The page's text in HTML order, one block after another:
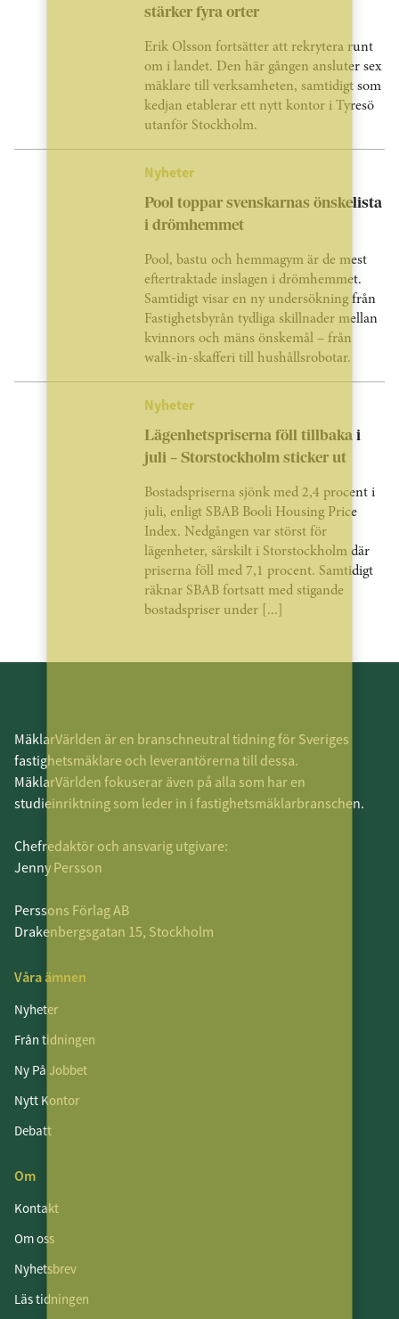
stärker fyra orter
Erik Olsson fortsätter att rekrytera runt
om i landet. Den här gången ansluter sex
mäklare till verksamheten, samtidigt som
kedjan etablerar ett nytt kontor i Tyresö
utanför Stockholm.
Nyheter
Pool toppar svenskarnas önskelista
i drömhemmet
Pool, bastu och hemmagym är de mest
eftertraktade inslagen i drömhemmet.
Samtidigt visar en ny undersökning från
Fastighetsbyrån tydliga skillnader mellan
kvinnors och mäns önskemål – från
walk-in-skafferi till hushållsrobotar.
Nyheter
Lägenhetspriserna föll tillbaka i
juli – Storstockholm sticker ut
Bostadspriserna sjönk med 2,4 procent i
juli, enligt SBAB Booli Housing Price
Index. Nedgången var störst för
lägenheter, särskilt i Storstockholm där
priserna föll med 7,1 procent. Samtidigt
räknar SBAB fortsatt med stigande
bostadspriser under [...]
MäklarVärlden är en branschneutral tidning för Sveriges
fastighetsmäklare och leverantörerna till dessa.
MäklarVärlden fokuserar även på alla som har en
studieinriktning som leder in i fastighetsmäklarbranschen.
Chefredaktör och ansvarig utgivare:
Jenny Persson
Perssons Förlag AB
Drakenbergsgatan 15, Stockholm
Våra ämnen
Nyheter
Från tidningen
Ny På Jobbet
Nytt Kontor
Debatt
Om
Kontakt
Om oss
Nyhetsbrev
Läs tidningen